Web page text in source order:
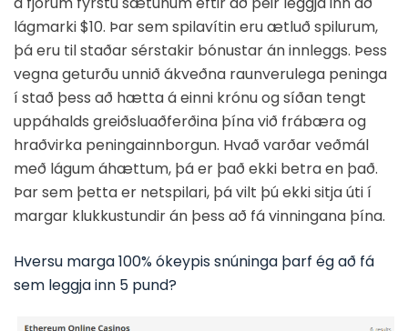
lágmarki $10. Þar sem spilavítin eru ætluð spilurum,
þá eru til staðar sérstakir bónustar án innleggs. Þess
vegna geturðu unnið ákveðna raunverulega peninga
í stað þess að hætta á einni krónu og síðan tengt
uppáhalds greiðsluaðferðina þína við frábæra og
hraðvirka peningainnborgun. Hvað varðar veðmál
með lágum áhættum, þá er það ekki betra en það.
Þar sem þetta er netspilari, þá vilt þú ekki sitja úti í
margar klukkustundir án þess að fá vinningana þína.
Hversu marga 100% ókeypis snúninga þarf ég að fá
sem leggja inn 5 pund?